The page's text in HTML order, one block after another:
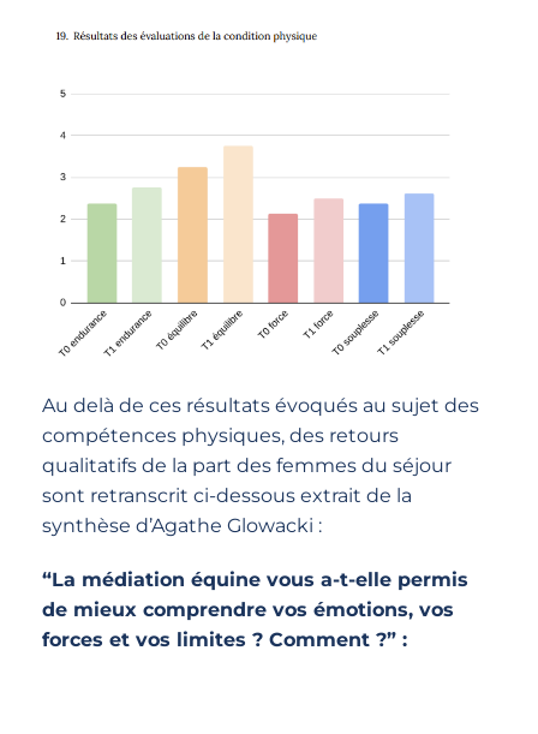
Au delà de ces résultats évoqués au sujet des
compétences physiques, des retours
qualitatifs de la part des femmes du séjour
sont retranscrit ci-dessous extrait de la
synthèse d’Agathe Glowacki :
“La médiation équine vous a-t-elle permis
de mieux comprendre vos émotions, vos
forces et vos limites ? Comment ?” :